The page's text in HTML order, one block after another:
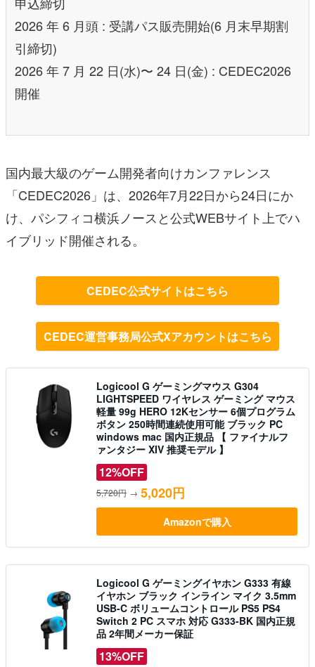
2026 年 6 月頭 : 受講パス販売開始(6 月末早期割
引締切)
2026 年 7 月 22 日(水)〜 24 日(金) : CEDEC2026
開催
国内最大級のゲーム開発者向けカンファレンス
「CEDEC2026」は、2026年7月22日から24日にか
け、パシフィコ横浜ノースと公式WEBサイト上でハ
イブリッド開催される。
CEDEC公式サイトはこちら
CEDEC運営事務局公式Xアカウントはこちら
Logicool G ゲーミングマウス G304
LIGHTSPEED ワイヤレス ゲーミング マウス
軽量 99g HERO 12Kセンサー 6個プログラム
ボタン 250時間連続使用可能 ブラック PC
windows mac 国内正規品 【 ファイナルフ
ァンタジー XIV 推奨モデル 】
12%OFF
5,720円 → 5,020円
Amazonで購入
Logicool G ゲーミングイヤホン G333 有線
イヤホン ブラック インライン マイク 3.5mm
USB-C ボリュームコントロール PS5 PS4
Switch 2 PC スマホ 対応 G333-BK 国内正規
品 2年間メーカー保証
13%OFF